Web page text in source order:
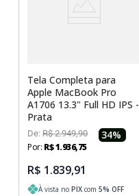
Tela Completa para
Apple MacBook Pro
A1706 13.3" Full HD IPS -
Prata
De:R$ 2.949,90 34%
Por: R$1.936,75
R$ 1.839,91
À vista noPIX com5% OFF